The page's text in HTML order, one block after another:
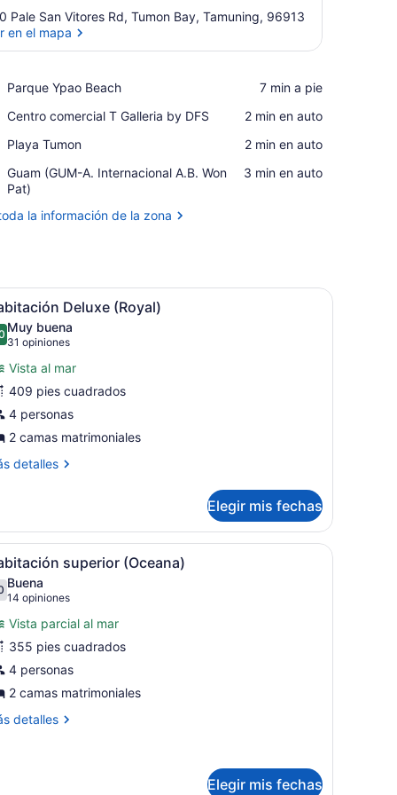
Pale San Vitores Rd, Tumon Bay, Tamuning, 96913
en el mapa
Parque Ypao Beach
Place,
Ypao
‪7 min a pie‬
Centro comercial T Galleria by DFS
Place,
comercial
Galleria
by
DFS
‪2 min en auto‬
Playa Tumon
Place,
Tumon
‪2 min en auto‬
Guam (GUM-A. Internacional A.B. Won
Pat)
Airport,
Guam
A.
‪3 min en auto‬
la información de la zona
camas extra y internetHabitación de hotel con dos camas,
4 Deluxe (Royal)
de 10
Muy buena
31 opiniones
(31
opiniones)
Vista al mar
409 pies cuadrados
4 personas
2 camas matrimoniales
detalles
Elegir mis fechas
televisión, escritorio con lámpara, silla y sofá.Una habitación de hotel con dos camas,
5 superior (Oceana)
de 10
Buena
14 opiniones
(14
opiniones)
Vista parcial al mar
355 pies cuadrados
4 personas
2 camas matrimoniales
detalles
Elegir mis fechas